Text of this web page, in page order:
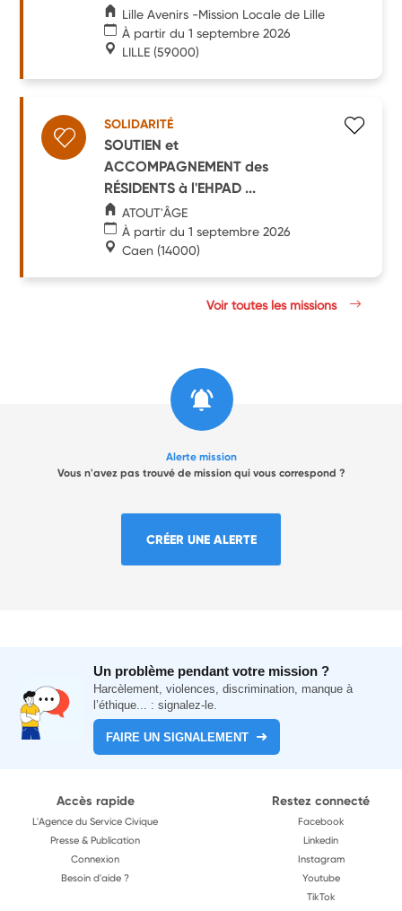
Lille Avenirs -Mission Locale de Lille
À partir du 1 septembre 2026
LILLE (59000)
SOLIDARITÉ
SOUTIEN et
ACCOMPAGNEMENT des
RÉSIDENTS à l'EHPAD ...
ATOUT'ÂGE
À partir du 1 septembre 2026
Caen (14000)
Voir toutes les missions
Alerte mission
Vous n'avez pas trouvé de mission qui vous correspond ?
CRÉER UNE ALERTE
Un problème pendant votre mission ?
Harcèlement, violences, discrimination, manque à
l’éthique... : signalez-le.
FAIRE UN SIGNALEMENT
Accès rapide
L'Agence du Service Civique
Presse & Publication
Connexion
Besoin d'aide ?
Restez connecté
Facebook
Linkedin
Instagram
Youtube
TikTok